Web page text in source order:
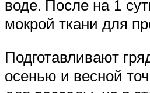
воде. После на 1
мокрой ткани для
Подготавливают
осенью и весной